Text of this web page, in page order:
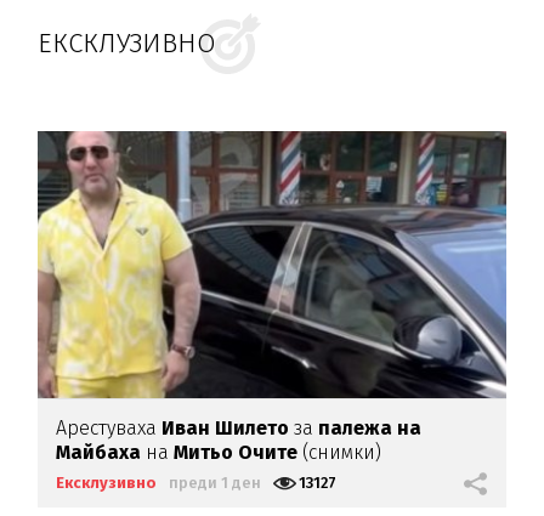
ЕКСКЛУЗИВНО
Арестуваха Иван Шилетоза палежа на
Майбаха наМитьо Очите (снимки)
Ексклузивно преди 1 ден 13127